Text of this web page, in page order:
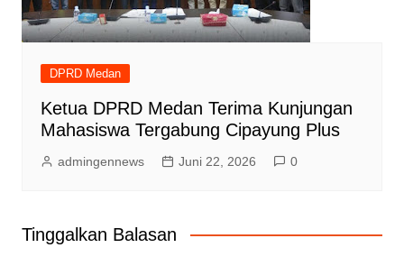
DPRD Medan
Ketua DPRD Medan Terima Kunjungan
Mahasiswa Tergabung Cipayung Plus
admingennews Juni 22, 2026 0
Tinggalkan Balasan